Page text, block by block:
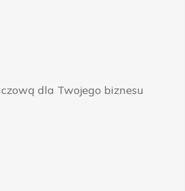
dla Twojego biznesu